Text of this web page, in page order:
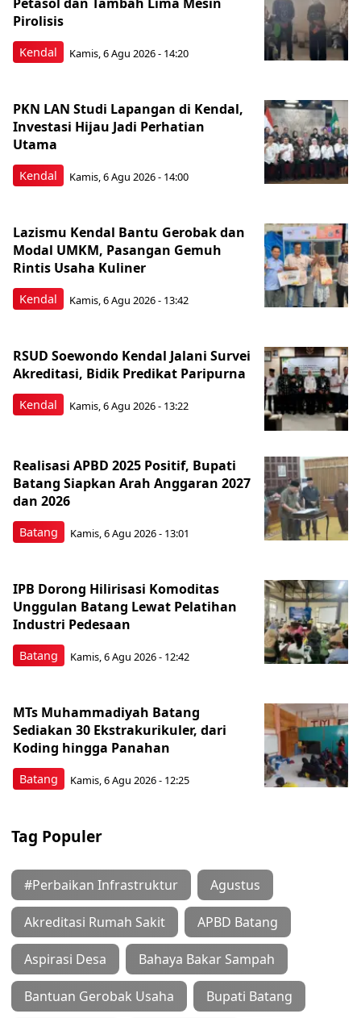
Kendal
Pirolisis
Kamis, 6 Agu 2026 - 14:20
Kendal
PKN LAN Studi Lapangan di Kendal,
Investasi Hijau Jadi Perhatian
Utama
Kamis, 6 Agu 2026 - 14:00
Kendal
Lazismu Kendal Bantu Gerobak dan
Modal UMKM, Pasangan Gemuh
Rintis Usaha Kuliner
Kamis, 6 Agu 2026 - 13:42
Kendal
RSUD Soewondo Kendal Jalani Survei
Akreditasi, Bidik Predikat Paripurna
Kamis, 6 Agu 2026 - 13:22
Batang
Realisasi APBD 2025 Positif, Bupati
Batang Siapkan Arah Anggaran 2027
dan 2026
Kamis, 6 Agu 2026 - 13:01
Batang
IPB Dorong Hilirisasi Komoditas
Unggulan Batang Lewat Pelatihan
Industri Pedesaan
Kamis, 6 Agu 2026 - 12:42
Batang
MTs Muhammadiyah Batang
Sediakan 30 Ekstrakurikuler, dari
Koding hingga Panahan
Kamis, 6 Agu 2026 - 12:25
Tag Populer
#Perbaikan Infrastruktur Agustus
Akreditasi Rumah Sakit APBD Batang
Aspirasi Desa Bahaya Bakar Sampah
Bantuan Gerobak Usaha Bupati Batang